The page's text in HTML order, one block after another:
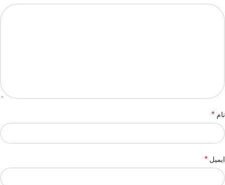
نام *
ایمیل *